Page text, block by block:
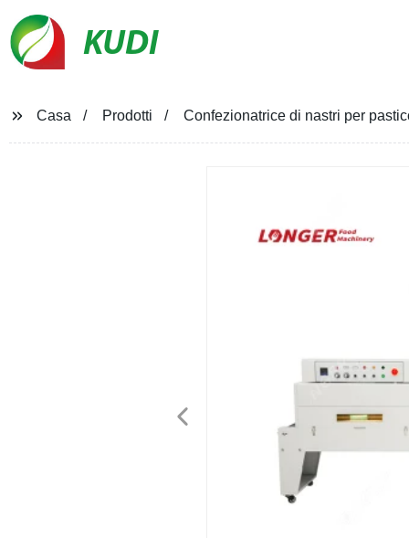
KUDI
Casa Prodotti Confezionatrice di nastri per